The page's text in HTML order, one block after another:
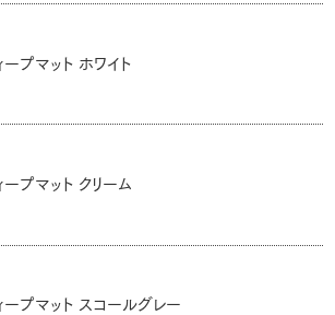
ープマット ホワイト
ープマット クリーム
ープマット スコールグレー